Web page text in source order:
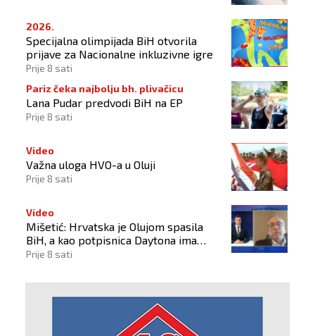
2026.
Specijalna olimpijada BiH otvorila
prijave za Nacionalne inkluzivne igre
Prije 8 sati
Pariz čeka najbolju bh. plivačicu
Lana Pudar predvodi BiH na EP
Prije 8 sati
Video
Važna uloga HVO-a u Oluji
Prije 8 sati
Video
Mišetić: Hrvatska je Olujom spasila
BiH, a kao potpisnica Daytona ima
puno pravo štititi hrvatski narod
Prije 8 sati